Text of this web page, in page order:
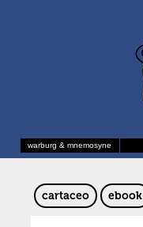
warburg & mnemosyne
cartaceo ebook